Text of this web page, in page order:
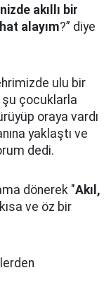
akıllı bir
alayım?” diye
ulu bir
şu çocuklarla
oraya vardı
yaklaştı ve
dedi.
dönerek "Akıl,
ve öz bir